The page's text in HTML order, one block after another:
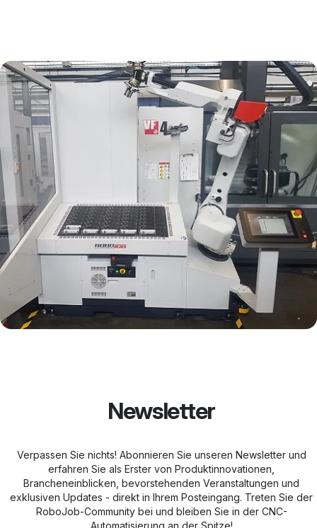
Newsletter
Verpassen Sie nichts! Abonnieren Sie unseren Newsletter und
erfahren Sie als Erster von Produktinnovationen,
Brancheneinblicken, bevorstehenden Veranstaltungen und
exklusiven Updates - direkt in Ihrem Posteingang. Treten Sie der
RoboJob-Community bei und bleiben Sie in der CNC-
Automatisierung an der Spitze!